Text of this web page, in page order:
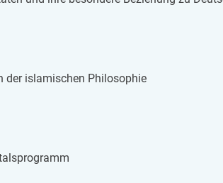
der is­la­mi­schen Phi­lo­so­phie